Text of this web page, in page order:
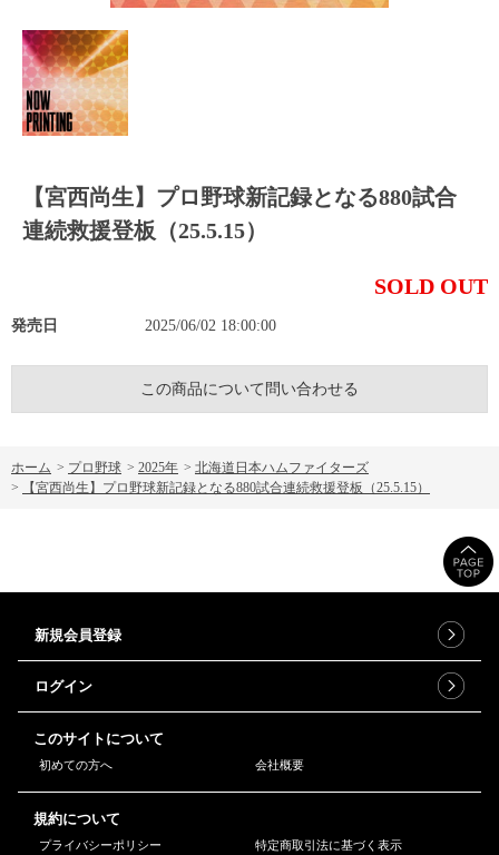
【宮西尚生】プロ野球新記録となる880試合
連続救援登板（25.5.15）
SOLD OUT
発売日 2025/06/02 18:00:00
この商品について問い合わせる
ホーム > プロ野球 > 2025年 > 北海道日本ハムファイターズ
>
【宮西尚生】プロ野球新記録となる880試合連続救援登板（25.5.15）
新規会員登録
ログイン
このサイトについて
初めての方へ 会社概要
規約について
プライバシーポリシー 特定商取引法に基づく表示